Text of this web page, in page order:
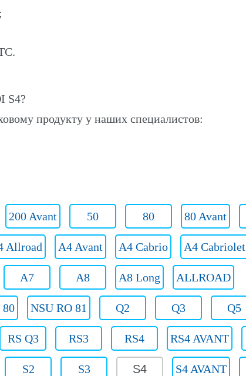
S4?
продукту у наших специалистов:
200 Avant 50 80 80 Avant
Allroad A4 Avant A4 Cabrio A4 Cabriolet
A7 A8 A8 Long ALLROAD
80 NSU RO 81 Q2 Q3 Q5
RS Q3 RS3 RS4 RS4 AVANT
S2 S3 S4 S4 AVANT